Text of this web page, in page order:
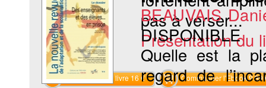
pas à verser...
Présentation du
Commander le livre 16 € Commander l'Ebook 9.99
BEAUVAIS
DISPONIBLE
Quelle est la
regard de